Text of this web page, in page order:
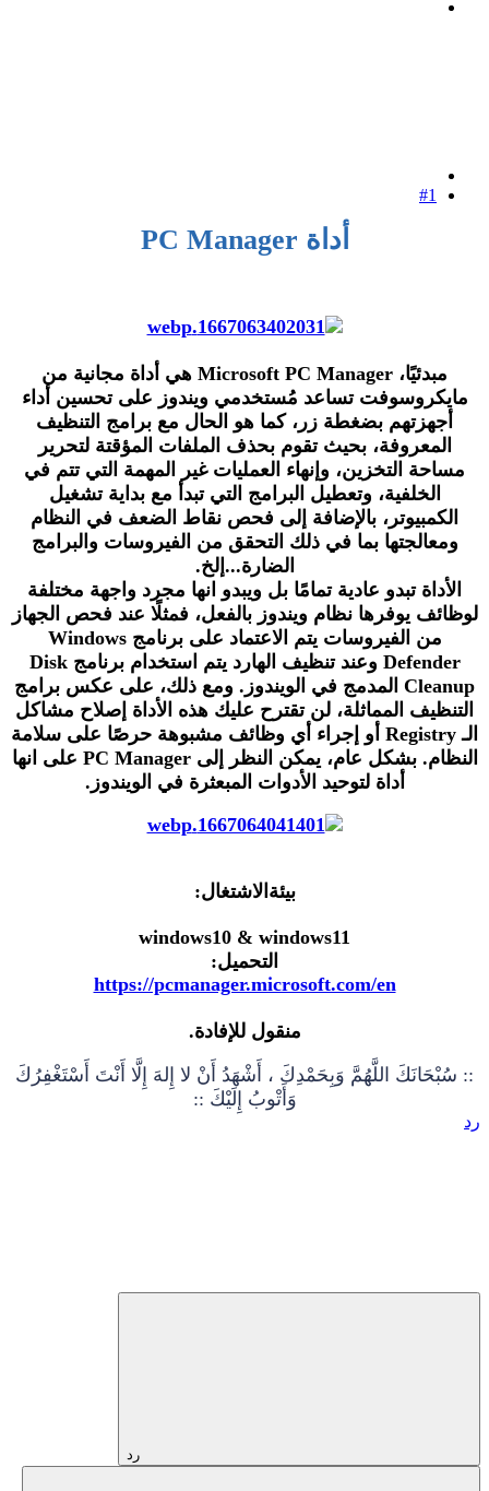
#1
أداة PC Manager
مبدئيًا، Microsoft PC Manager هي أداة مجانية من
مايكروسوفت تساعد مُستخدمي ويندوز على تحسين أداء
أجهزتهم بضغطة زر، كما هو الحال مع برامج التنظيف
المعروفة، بحيث تقوم بحذف الملفات المؤقتة لتحرير
مساحة التخزين، وإنهاء العمليات غير المهمة التي تتم في
الخلفية، وتعطيل البرامج التي تبدأ مع بداية تشغيل
الكمبيوتر، بالإضافة إلى فحص نقاط الضعف في النظام
ومعالجتها بما في ذلك التحقق من الفيروسات والبرامج
الضارة...إلخ.
الأداة تبدو عادية تمامًا بل ويبدو انها مجرد واجهة مختلفة
لوظائف يوفرها نظام ويندوز بالفعل، فمثلًا عند فحص الجهاز
من الفيروسات يتم الاعتماد على برنامج Windows
Defender وعند تنظيف الهارد يتم استخدام برنامج Disk
Cleanup المدمج في الويندوز. ومع ذلك، على عكس برامج
التنظيف المماثلة، لن تقترح عليك هذه الأداة إصلاح مشاكل
الـ Registry أو إجراء أي وظائف مشبوهة حرصًا على سلامة
النظام. بشكل عام، يمكن النظر إلى PC Manager على انها
أداة لتوحيد الأدوات المبعثرة في الويندوز.
بيئةالاشتغال:
windows10 & windows11
التحميل:
https://pcmanager.microsoft.com/en
منقول للإفادة.
:: سُبْحَانَكَ اللَّهُمَّ وَبِحَمْدِكَ ، أَشْهَدُ أَنْ لا إِلهَ إِلَّا أَنْتَ أَسْتَغْفِرُكَ
وَأَتْوبُ إِلَيْكَ ::
رد